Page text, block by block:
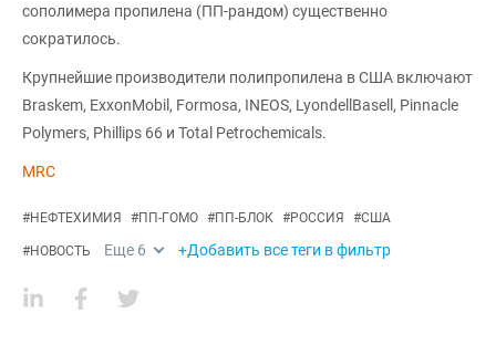
сополимера пропилена (ПП-рандом) существенно
сократилось.
Крупнейшие производители полипропилена в США включают
Braskem, ExxonMobil, Formosa, INEOS, LyondellBasell, Pinnacle
Polymers, Phillips 66 и Total Petrochemicals.
MRC
#НЕФТЕХИМИЯ #ПП-ГОМО #ПП-БЛОК #РОССИЯ #США
#НОВОСТЬ Еще 6 +Добавить все теги в фильтр